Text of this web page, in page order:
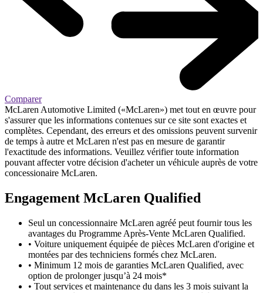
Comparer
McLaren Automotive Limited («McLaren») met tout en œuvre pour
s'assurer que les informations contenues sur ce site sont exactes et
complètes. Cependant, des erreurs et des omissions peuvent survenir
de temps à autre et McLaren n'est pas en mesure de garantir
l'exactitude des informations. Veuillez vérifier toute information
pouvant affecter votre décision d'acheter un véhicule auprès de votre
concessionaire McLaren.
Engagement McLaren Qualified
Seul un concessionnaire McLaren agréé peut fournir tous les
avantages du Programme Après-Vente McLaren Qualified.
• Voiture uniquement équipée de pièces McLaren d'origine et
montées par des techniciens formés chez McLaren.
• Minimum 12 mois de garanties McLaren Qualified, avec
option de prolonger jusqu’à 24 mois*
• Tout services et maintenance du dans les 3 mois suivant la